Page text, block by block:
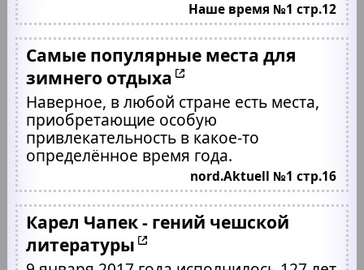
Наше время №1 стр.12
Самые популярные места для
зимнего отдыха
Наверное, в любой стране есть места,
приобретающие особую
привлекательность в какое-то
определённое время года.
nord.Aktuell №1 стр.16
Карел Чапек - гений чешской
литературы